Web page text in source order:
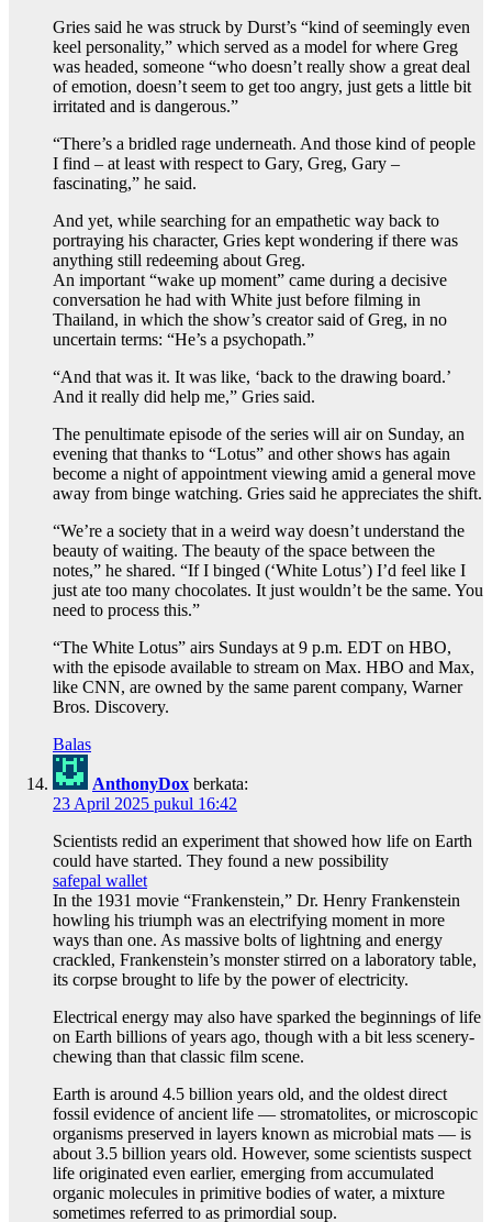
Gries said he was struck by Durst’s “kind of seemingly even
keel personality,” which served as a model for where Greg
was headed, someone “who doesn’t really show a great deal
of emotion, doesn’t seem to get too angry, just gets a little bit
irritated and is dangerous.”
“There’s a bridled rage underneath. And those kind of people
I find – at least with respect to Gary, Greg, Gary –
fascinating,” he said.
And yet, while searching for an empathetic way back to
portraying his character, Gries kept wondering if there was
anything still redeeming about Greg.
An important “wake up moment” came during a decisive
conversation he had with White just before filming in
Thailand, in which the show’s creator said of Greg, in no
uncertain terms: “He’s a psychopath.”
“And that was it. It was like, ‘back to the drawing board.’
And it really did help me,” Gries said.
The penultimate episode of the series will air on Sunday, an
evening that thanks to “Lotus” and other shows has again
become a night of appointment viewing amid a general move
away from binge watching. Gries said he appreciates the shift.
“We’re a society that in a weird way doesn’t understand the
beauty of waiting. The beauty of the space between the
notes,” he shared. “If I binged (‘White Lotus’) I’d feel like I
just ate too many chocolates. It just wouldn’t be the same. You
need to process this.”
“The White Lotus” airs Sundays at 9 p.m. EDT on HBO,
with the episode available to stream on Max. HBO and Max,
like CNN, are owned by the same parent company, Warner
Bros. Discovery.
Balas
AnthonyDox berkata:
23 April 2025 pukul 16:42
Scientists redid an experiment that showed how life on Earth
could have started. They found a new possibility
safepal wallet
In the 1931 movie “Frankenstein,” Dr. Henry Frankenstein
howling his triumph was an electrifying moment in more
ways than one. As massive bolts of lightning and energy
crackled, Frankenstein’s monster stirred on a laboratory table,
its corpse brought to life by the power of electricity.
Electrical energy may also have sparked the beginnings of life
on Earth billions of years ago, though with a bit less scenery-
chewing than that classic film scene.
Earth is around 4.5 billion years old, and the oldest direct
fossil evidence of ancient life — stromatolites, or microscopic
organisms preserved in layers known as microbial mats — is
about 3.5 billion years old. However, some scientists suspect
life originated even earlier, emerging from accumulated
organic molecules in primitive bodies of water, a mixture
sometimes referred to as primordial soup.